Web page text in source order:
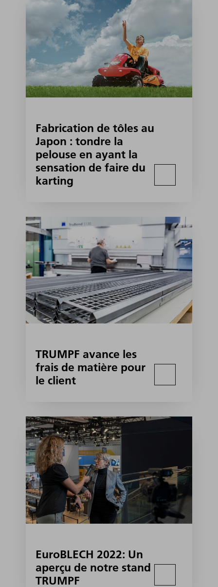
Fabrication de tôles au
Japon : tondre la
pelouse en ayant la
sensation de faire du
karting
TRUMPF avance les
frais de matière pour
le client
EuroBLECH 2022: Un
aperçu de notre stand
TRUMPF